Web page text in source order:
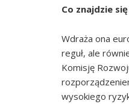
Co znajdzie
Wdraża ona
reguł, ale
Komisję
wysokiego